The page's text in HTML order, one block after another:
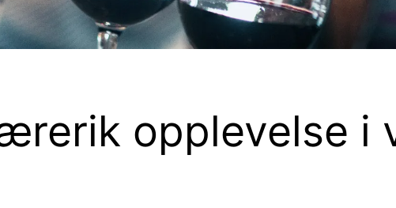
opplevelse i